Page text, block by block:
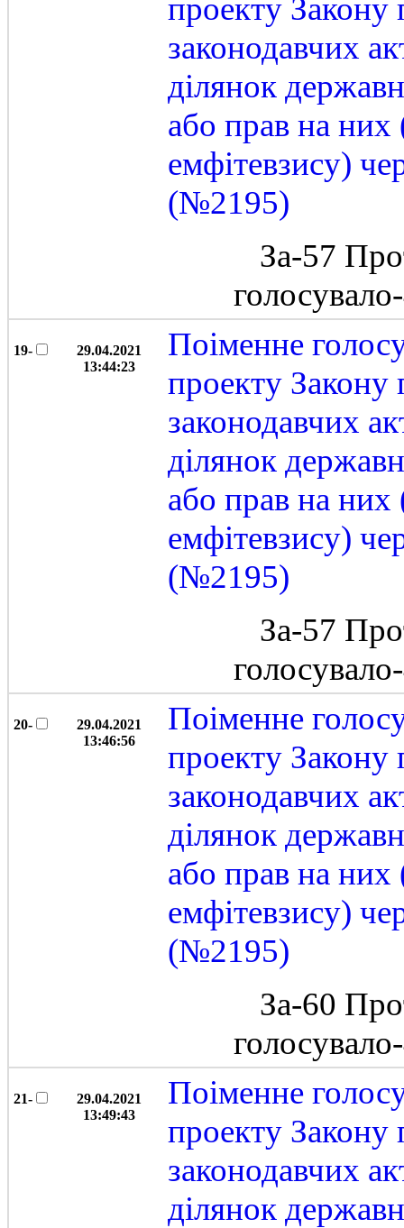
проекту Закону
законодавчих
ділянок
або прав на
емфітевзису)
(№2195)
За-57
19-
29.04.2021
13:44:23
Поіменне
проекту Закону
законодавчих
ділянок
або прав на
емфітевзису)
(№2195)
За-57
20-
29.04.2021
13:46:56
Поіменне
проекту Закону
законодавчих
ділянок
або прав на
емфітевзису)
(№2195)
За-60
21-
29.04.2021
13:49:43
Поіменне
проекту Закону
законодавчих
ділянок